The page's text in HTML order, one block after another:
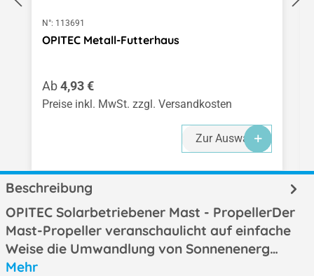
N°: 113691
OPITEC Metall-Futterhaus
Regulärer Preis:
Ab4,93 €
Preise inkl. MwSt. zzgl. Versandkosten
Zur Auswahl
Beschreibung
OPITEC Solarbetriebener Mast - PropellerDer
Mast-Propeller veranschaulicht auf einfache
Weise die Umwandlung von Sonnenenerg…
Mehr